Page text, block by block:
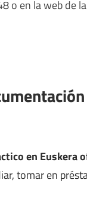
o en la web de
en Euskera
tomar en